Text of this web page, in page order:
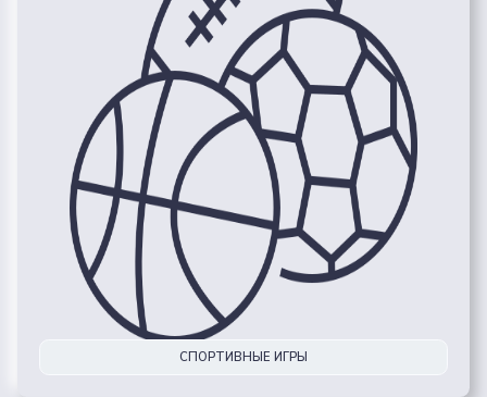
СПОРТИВНЫЕ ИГРЫ